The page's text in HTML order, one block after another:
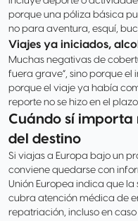
porque una póliza básica
no para aventura, esquí,
Viajes ya iniciados,
Muchas negativas de
fuera grave”, sino porque
porque el viaje ya había
reporte no se hizo en el
Cuándo sí
del destino
Si viajas a Europa bajo un
conviene quedarse con
Unión Europea indica que
cubra atención médica de
repatriación, incluso en